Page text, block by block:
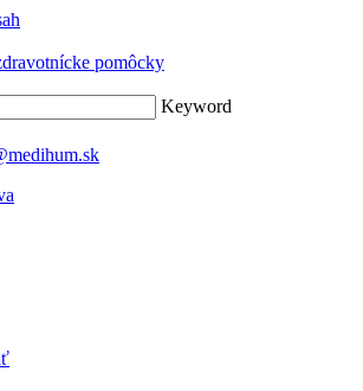
pomôcky
Keyword